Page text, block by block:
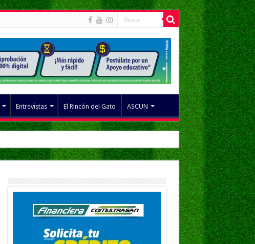
Entrevistas El Rincón del Gato ASCUN